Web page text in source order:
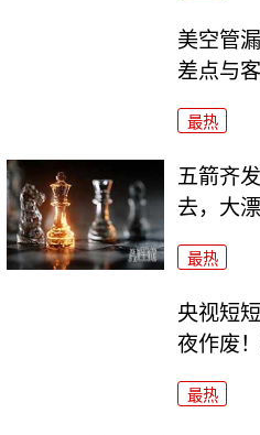
美空管
差点与
最热
五箭齐
去，大
最热
央视短
夜作废
最热